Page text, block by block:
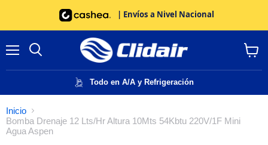
| Envíos a Nivel Nacional
Todo en A/A y Refrigeración
carrito
Inicio
Bomba Drenaje 12 Lts/Hr Altura 10Mts 54Kbtu 220V/1F Mini
Agua Aspen